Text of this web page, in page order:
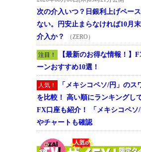
次の介入いつ？日銀利上げペー
ない。円安止まらなければ10月
介入か？
（ZERO）
注目！
【最新のお得な情報！】
ーンおすすめ10選！
人気！
「メキシコペソ/円」のス
を比較！ 高い順にランキングし
FX口座も紹介！ 「メキシコペソ
やチャートも確認